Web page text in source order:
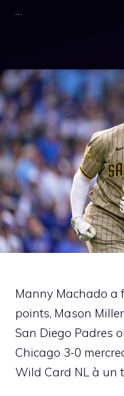
…
Manny Machado a
points, Mason
San Diego Padres
Chicago 3-0
Wild Card NL à un